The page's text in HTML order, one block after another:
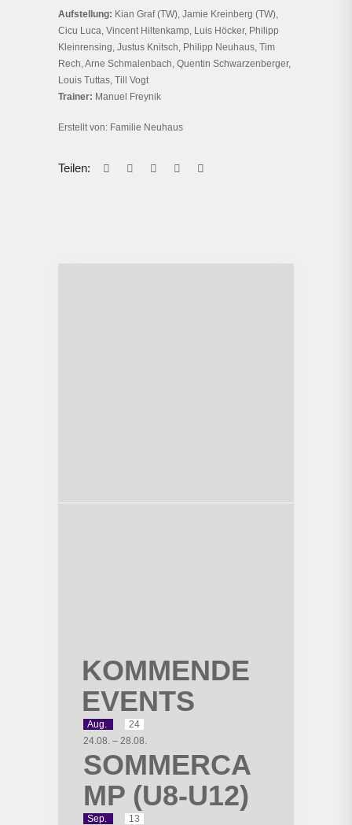
Aufstellung: Kian Graf (TW), Jamie Kreinberg (TW),
Cicu Luca, Vincent Hiltenkamp, Luis Höcker, Philipp
Kleinrensing, Justus Knitsch, Philipp Neuhaus, Tim
Rech, Arne Schmalenbach, Quentin Schwarzenberger,
Louis Tuttas, Till Vogt
Trainer: Manuel Freynik
Erstellt von: Familie Neuhaus
Teilen:
KOMMENDE
EVENTS
Aug.
24
24.08. – 28.08.
SOMMERCA
MP (U8-U12)
Sep.
13